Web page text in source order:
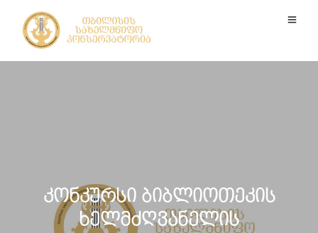
კონკურსი ბიბლიოთეკის
ხელმძღვანელის